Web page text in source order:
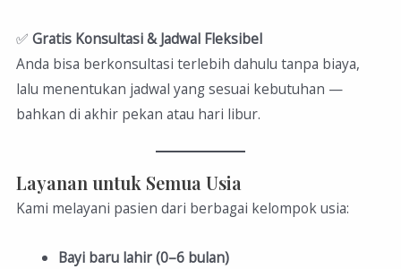
✅Gratis Konsultasi & Jadwal Fleksibel
Anda bisa berkonsultasi terlebih dahulu tanpa biaya,
lalu menentukan jadwal yang sesuai kebutuhan —
bahkan di akhir pekan atau hari libur.
Layanan untuk Semua Usia
Kami melayani pasien dari berbagai kelompok usia:
Bayi baru lahir (0–6 bulan)